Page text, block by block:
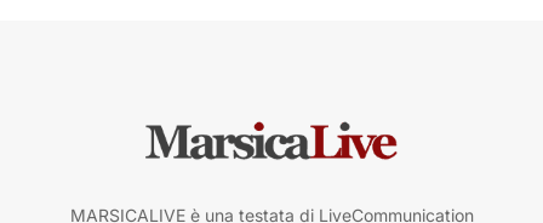
MARSICALIVE è una testata di LiveCommunication